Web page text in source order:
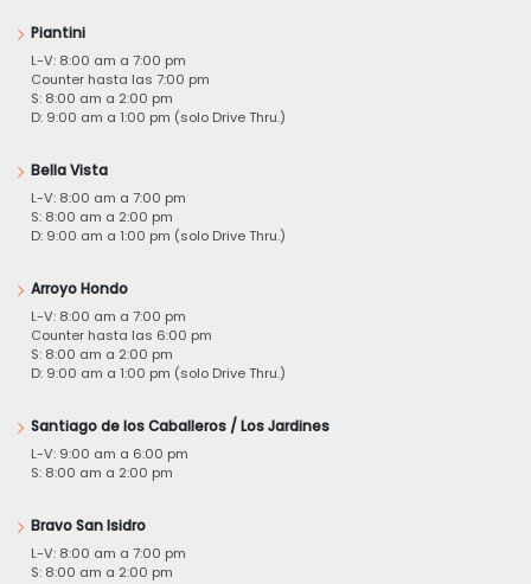
Piantini
L-V: 8:00 am a 7:00 pm
Counter hasta las 7:00 pm
S: 8:00 am a 2:00 pm
D: 9:00 am a 1:00 pm (solo Drive Thru.)
Bella Vista
L-V: 8:00 am a 7:00 pm
S: 8:00 am a 2:00 pm
D: 9:00 am a 1:00 pm (solo Drive Thru.)
Arroyo Hondo
L-V: 8:00 am a 7:00 pm
Counter hasta las 6:00 pm
S: 8:00 am a 2:00 pm
D: 9:00 am a 1:00 pm (solo Drive Thru.)
Santiago de los Caballeros / Los Jardines
L-V: 9:00 am a 6:00 pm
S: 8:00 am a 2:00 pm
Bravo San Isidro
L-V: 8:00 am a 7:00 pm
S: 8:00 am a 2:00 pm